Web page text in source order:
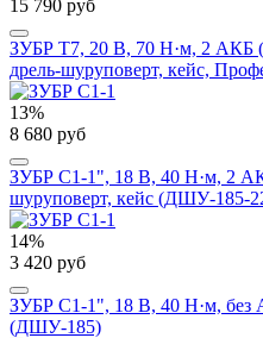
15 790 руб
ЗУБР Т7, 20 В, 70 Н·м, 2 АКБ
дрель-шуруповерт, кейс,
13%
8 680 руб
ЗУБР С1-1", 18 В, 40 Н·м, 2
шуруповерт, кейс (ДШУ-185-
14%
3 420 руб
ЗУБР С1-1", 18 В, 40 Н·м, без
(ДШУ-185)